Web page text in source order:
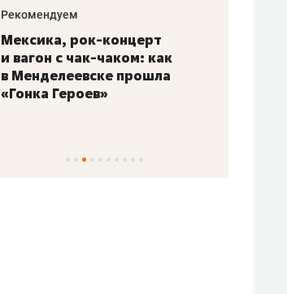
Рекомендуем
Мексика, рок-концерт
и вагон с чак-чаком: как
в Менделеевске прошла
«Гонка Героев»